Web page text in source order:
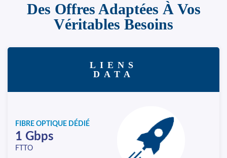
Des Offres Adaptées À Vos
Véritables Besoins
LIENS
DATA
FIBRE OPTIQUE DÉDIÉ
1 Gbps
FTTO